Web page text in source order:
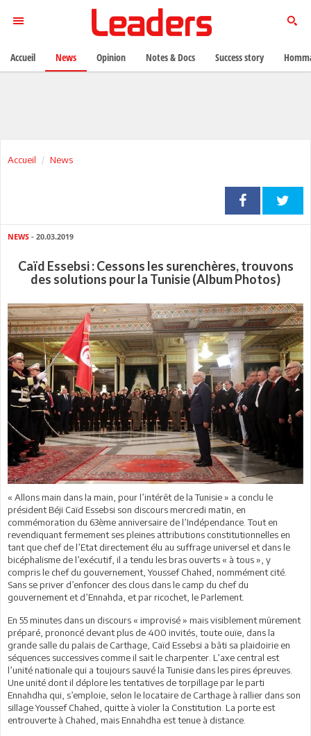
Accueil News
NEWS - 20.03.2019
Caïd Essebsi : Cessons les surenchères, trouvons
des solutions pour la Tunisie (Album Photos)
« Allons main dans la main, pour l’intérêt de la Tunisie » a conclu le
président Béji Caïd Essebsi son discours mercredi matin, en
commémoration du 63ème anniversaire de l’Indépendance. Tout en
revendiquant fermement ses pleines attributions constitutionnelles en
tant que chef de l’Etat directement élu au suffrage universel et dans le
bicéphalisme de l’exécutif, il a tendu les bras ouverts « à tous », y
compris le chef du gouvernement, Youssef Chahed, nommément cité.
Sans se priver d’enfoncer des clous dans le camp du chef du
gouvernement et d’Ennahda, et par ricochet, le Parlement.
En 55 minutes dans un discours « improvisé » mais visiblement mûrement
préparé, prononcé devant plus de 400 invités, toute ouïe, dans la
grande salle du palais de Carthage, Caïd Essebsi a bâti sa plaidoirie en
séquences successives comme il sait le charpenter. L’axe central est
l’unité nationale qui a toujours sauvé la Tunisie dans les pires épreuves.
Une unité dont il déplore les tentatives de torpillage par le parti
Ennahdha qui, s’emploie, selon le locataire de Carthage à rallier dans son
sillage Youssef Chahed, quitte à violer la Constitution. La porte est
entrouverte à Chahed, mais Ennahdha est tenue à distance.
Accueil News Opinion Notes & Docs Success story